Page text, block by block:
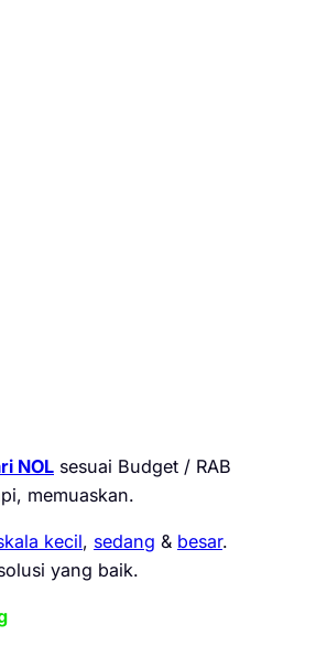
NOL sesuai Budget / RAB
memuaskan.
kecil, sedang & besar.
yang baik.